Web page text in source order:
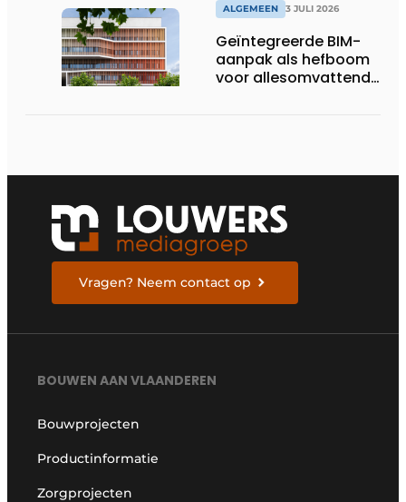
ALGEMEEN 3 JULI 2026
Geïntegreerde BIM-
aanpak als hefboom
voor allesomvattende
Vragen? Neem contact op
BOUWEN AAN VLAANDEREN
Bouwprojecten
Productinformatie
Zorgprojecten